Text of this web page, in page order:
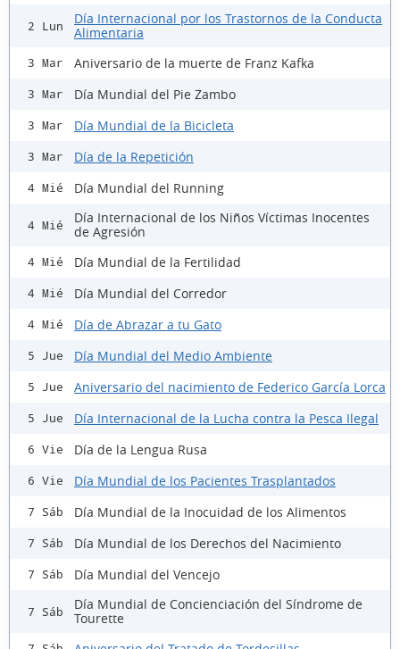
2 Lun
Día Internacional por los Trastornos de la Conducta
Alimentaria
3 Mar Aniversario de la muerte de Franz Kafka
3 Mar Día Mundial del Pie Zambo
3 Mar Día Mundial de la Bicicleta
3 Mar Día de la Repetición
4 Mié Día Mundial del Running
4 Mié
Día Internacional de los Niños Víctimas Inocentes
de Agresión
4 Mié Día Mundial de la Fertilidad
4 Mié Día Mundial del Corredor
4 Mié Día de Abrazar a tu Gato
5 Jue Día Mundial del Medio Ambiente
5 Jue Aniversario del nacimiento de Federico García Lorca
5 Jue Día Internacional de la Lucha contra la Pesca Ilegal
6 Vie Día de la Lengua Rusa
6 Vie Día Mundial de los Pacientes Trasplantados
7 Sáb Día Mundial de la Inocuidad de los Alimentos
7 Sáb Día Mundial de los Derechos del Nacimiento
7 Sáb Día Mundial del Vencejo
7 Sáb
Día Mundial de Concienciación del Síndrome de
Tourette